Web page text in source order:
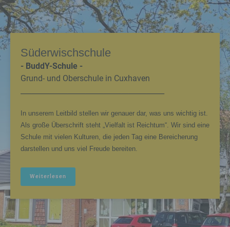
Süderwischschule
- BuddY-Schule -
Grund- und Oberschule in Cuxhaven
In unserem Leitbild stellen wir genauer dar, was uns wichtig ist.
Als große Überschrift steht „Vielfalt ist Reichtum“. Wir sind eine
Schule mit vielen Kulturen, die jeden Tag eine Bereicherung
darstellen und uns viel Freude bereiten.
Weiterlesen